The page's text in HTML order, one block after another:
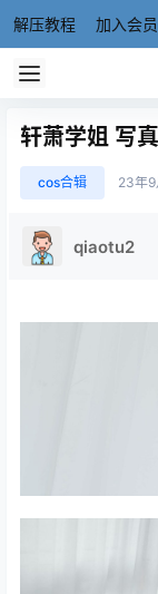
解压教程 加入会员
轩萧学姐 写
cos合辑 23年9
qiaotu2